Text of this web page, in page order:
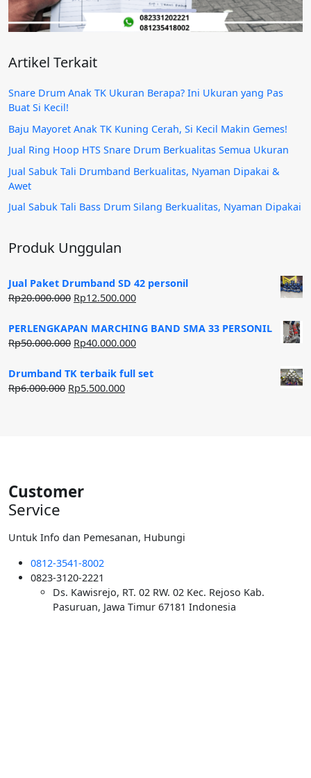
Artikel Terkait
Snare Drum Anak TK Ukuran Berapa? Ini Ukuran yang Pas
Buat Si Kecil!
Baju Mayoret Anak TK Kuning Cerah, Si Kecil Makin Gemes!
Jual Ring Hoop HTS Snare Drum Berkualitas Semua Ukuran
Jual Sabuk Tali Drumband Berkualitas, Nyaman Dipakai &
Awet
Jual Sabuk Tali Bass Drum Silang Berkualitas, Nyaman Dipakai
Produk Unggulan
Jual Paket Drumband SD 42 personil
Rp20.000.000 Harga
adalah:
Rp20.000.000.
Rp12.500.000Harga
ini
adalah:
PERLENGKAPAN MARCHING BAND SMA 33 PERSONIL
Rp50.000.000 Harga
adalah:
Rp50.000.000.
Rp40.000.000Harga
ini
Drumband TK terbaik full set
Rp6.000.000 Harga
Rp5.500.000Harga
Customer
Service
Untuk Info dan Pemesanan, Hubungi
0812-3541-8002
0823-3120-2221
Ds. Kawisrejo, RT. 02 RW. 02 Kec. Rejoso Kab.
Pasuruan, Jawa Timur 67181 Indonesia